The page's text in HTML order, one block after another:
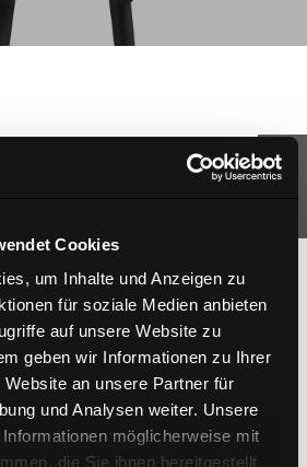
Cookies
um Inhalte und Anzeigen zu
für soziale Medien anbieten
auf unsere Website zu
geben wir Informationen zu Ihrer
an unsere Partner für
und Analysen weiter. Unsere
möglicherweise mit
die Sie ihnen bereitgestellt